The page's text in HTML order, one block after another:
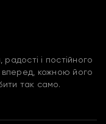
і постійного
кожною його
так само.